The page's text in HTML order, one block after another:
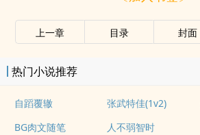
上一章 目录 封面
热门小说推荐
自蹈覆辙 张武特佳(1v2)
BG肉文随笔
人不弱智时